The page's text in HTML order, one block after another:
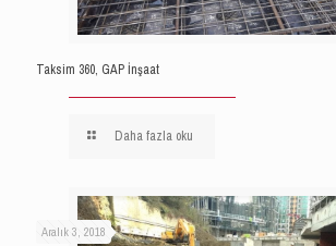
Taksim 360, GAP İnşaat
Daha fazla oku
Aralık 3, 2018